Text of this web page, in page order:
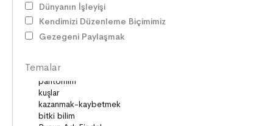
DİLİMİZİN ZENGİNLİĞİ
SAĞLIK
OKUMA KÜLTÜRÜ
GELENEKLER
ERDEMLER
DESTANLAR
Dünyanın İşleyişi
Kendimizi Düzenleme Biçimimiz
Gezegeni Paylaşmak
Temalar